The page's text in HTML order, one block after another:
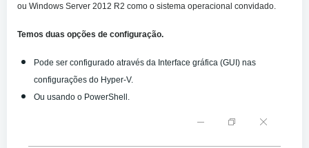
ou Windows Server 2012 R2 como o sistema operacional convidado.
Temos duas opções de configuração.
Pode ser configurado através da Interface gráfica (GUI) nas
configurações do Hyper-V.
Ou usando o PowerShell.